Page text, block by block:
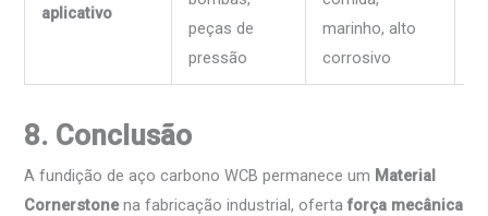
aplicativo
peças de
pressão
marinho, alto
corrosivo
8. Conclusão
A fundição de aço carbono WCB permanece um Material
Cornerstonena fabricação industrial, ofertaforça mecânica